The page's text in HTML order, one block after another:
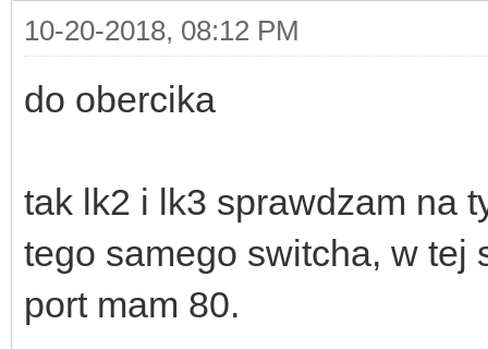
10-20-2018, 08:12 PM
do obercika
tak lk2 i lk3 sprawdzam na
tego samego switcha, w tej
port mam 80.